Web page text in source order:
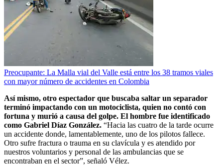
Preocupante: La Malla vial del Valle está entre los 38 tramos viales
con mayor número de accidentes en Colombia
Así mismo, otro espectador que buscaba saltar un separador
terminó impactando con un motociclista, quien no contó con
fortuna y murió a causa del golpe. El hombre fue identificado
como Gabriel Díaz González. “Hacia las cuatro de la tarde ocurre
un accidente donde, lamentablemente, uno de los pilotos fallece.
Otro sufre fractura o trauma en su clavícula y es atendido por
nuestros voluntarios y personal de las ambulancias que se
encontraban en el sector”, señaló Vélez.